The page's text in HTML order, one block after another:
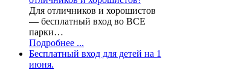
Для отличников и хорошистов
— бесплатный вход во ВСЕ
парки…
Подробнее ...
Бесплатный вход для детей на 1
июня.